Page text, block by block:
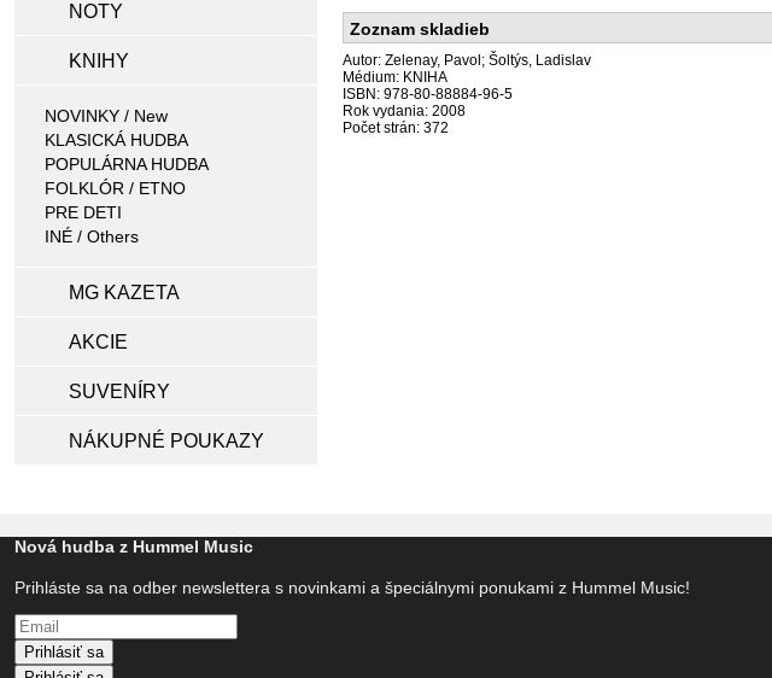
NOTY
KNIHY
NOVINKY / New
KLASICKÁ HUDBA
POPULÁRNA HUDBA
FOLKLÓR / ETNO
PRE DETI
INÉ / Others
MG KAZETA
AKCIE
SUVENÍRY
NÁKUPNÉ POUKAZY
Zoznam skladieb
Autor: Zelenay, Pavol; Šoltýs, Ladislav
Médium: KNIHA
ISBN: 978-80-88884-96-5
Rok vydania: 2008
Počet strán: 372
Nová hudba z Hummel Music
Prihláste sa na odber newslettera s novinkami a špeciálnymi ponukami z Hummel Music!
Prihlásiť sa